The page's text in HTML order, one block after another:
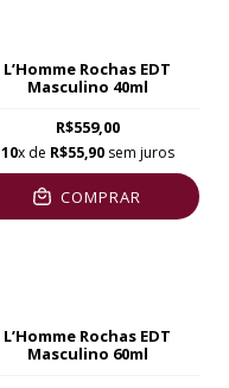
L’Homme Rochas EDT
Masculino 40ml
R$559,00
10x de R$55,90sem juros
COMPRAR
L’Homme Rochas EDT
Masculino 60ml